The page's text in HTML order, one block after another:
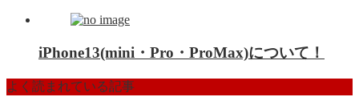
iPhone13(mini・Pro・ProMax)について！
よく読まれている記事